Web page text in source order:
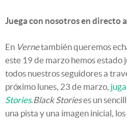
Juega con nosotros en directo a
En Vernetambién queremos
este 19 de marzo hemos estado
todos nuestros seguidores a
próximo lunes, 23 de marzo,
Stories.Black Storieses un
una pista y una imagen inicial,